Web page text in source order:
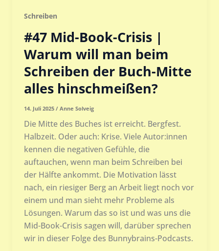
Schreiben
#47 Mid-Book-Crisis |
Warum will man beim
Schreiben der Buch-Mitte
alles hinschmeißen?
14. Juli 2025 / Anne Solveig
Die Mitte des Buches ist erreicht. Bergfest.
Halbzeit. Oder auch: Krise. Viele Autor:innen
kennen die negativen Gefühle, die
auftauchen, wenn man beim Schreiben bei
der Hälfte ankommt. Die Motivation lässt
nach, ein riesiger Berg an Arbeit liegt noch vor
einem und man sieht mehr Probleme als
Lösungen. Warum das so ist und was uns die
Mid-Book-Crisis sagen will, darüber sprechen
wir in dieser Folge des Bunnybrains-Podcasts.